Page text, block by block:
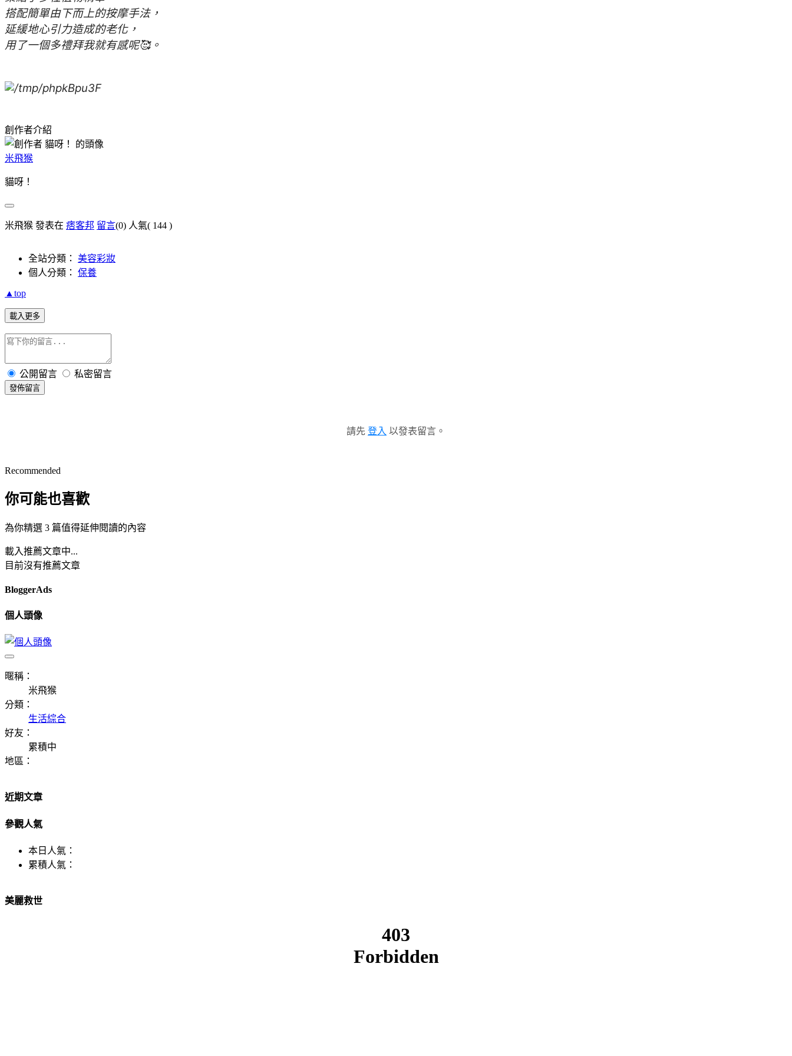
搭配簡單由下而上的按摩手法，
延緩地心引力造成的老化，
用了一個多禮拜我就有感呢🥰。
創作者介紹
米飛猴
貓呀！
米飛猴 發表在 痞客邦 留言(0) 人氣( 144 )
全站分類： 美容彩妝
個人分類： 保養
▲top
載入更多
公開留言 私密留言
發佈留言
請先 登入 以發表留言。
Recommended
你可能也喜歡
為你精選 3 篇值得延伸閱讀的內容
載入推薦文章中...
目前沒有推薦文章
BloggerAds
個人頭像
暱稱：
米飛猴
分類：
生活綜合
好友：
累積中
地區：
近期文章
參觀人氣
本日人氣：
累積人氣：
美麗救世